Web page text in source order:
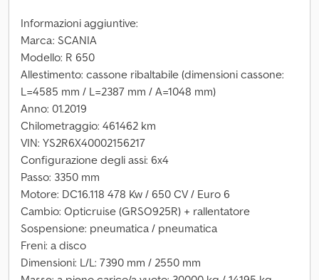
Informazioni aggiuntive:
Marca: SCANIA
Modello: R 650
Allestimento: cassone ribaltabile (dimensioni cassone:
L=4585 mm / L=2387 mm / A=1048 mm)
Anno: 01.2019
Chilometraggio: 461462 km
VIN: YS2R6X40002156217
Configurazione degli assi: 6x4
Passo: 3350 mm
Motore: DC16.118 478 Kw / 650 CV / Euro 6
Cambio: Opticruise (GRSO925R) + rallentatore
Sospensione: pneumatica / pneumatica
Freni: a disco
Dimensioni: L/L: 7390 mm / 2550 mm